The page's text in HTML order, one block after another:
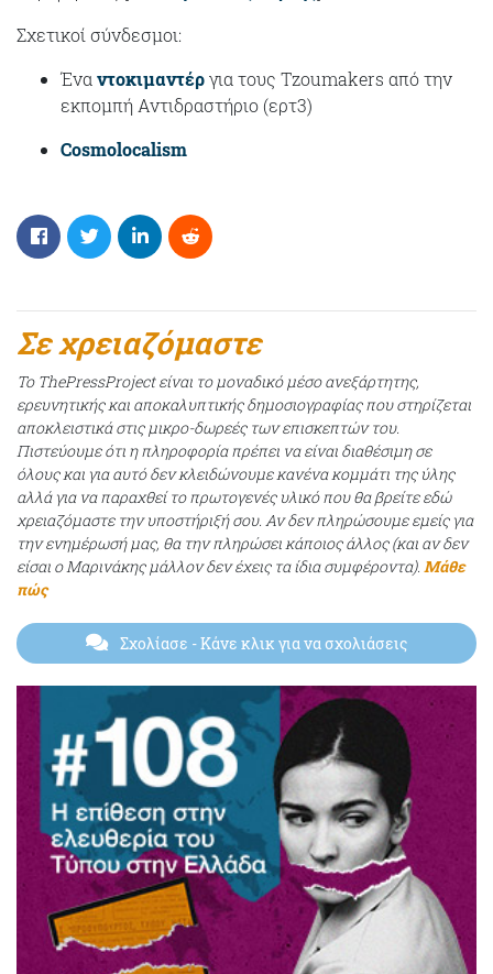
Σχετικοί σύνδεσμοι:
Έναντοκιμαντέργια τους Tzoumakers από την
εκπομπή Αντιδραστήριο (ερτ3)
Cosmolocalism
Σε χρειαζόμαστε
Το ThePressProject είναι το μοναδικό μέσο ανεξάρτητης,
ερευνητικής και αποκαλυπτικής δημοσιογραφίας που στηρίζεται
αποκλειστικά στις μικρο-δωρεές των επισκεπτών του.
Πιστεύουμε ότι η πληροφορία πρέπει να είναι διαθέσιμη σε
όλους και για αυτό δεν κλειδώνουμε κανένα κομμάτι της ύλης
αλλά για να παραχθεί το πρωτογενές υλικό που θα βρείτε εδώ
χρειαζόμαστε την υποστήριξή σου. Αν δεν πληρώσουμε εμείς για
την ενημέρωσή μας, θα την πληρώσει κάποιος άλλος (και αν δεν
είσαι ο Μαρινάκης μάλλον δεν έχεις τα ίδια συμφέροντα). Μάθε
πώς
Σχολίασε - Κάνε κλικ για να σχολιάσεις